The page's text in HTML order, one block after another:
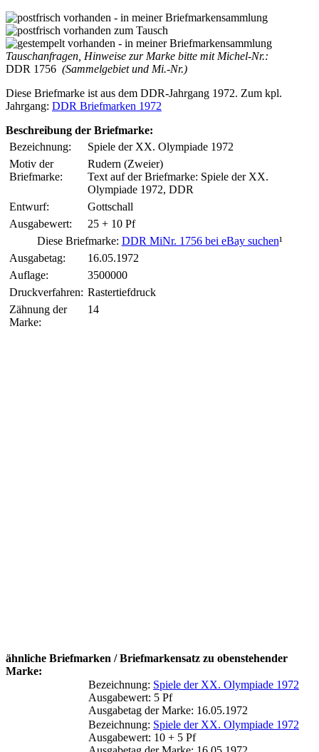
Tauschanfragen, Hinweise zur Marke bitte mit Michel-Nr.:
DDR 1756 (Sammelgebiet und Mi.-Nr.)
Diese Briefmarke ist aus dem DDR-Jahrgang 1972. Zum kpl.
Jahrgang: DDR Briefmarken 1972
Beschreibung der Briefmarke:
Bezeichnung:
Spiele der XX. Olympiade 1972
Motiv der
Briefmarke:
Rudern (Zweier)
Text auf der Briefmarke: Spiele der XX.
Olympiade 1972, DDR
Entwurf:
Gottschall
Ausgabewert:
25 + 10 Pf
Diese Briefmarke: DDR MiNr. 1756 bei eBay suchen¹
Ausgabetag:
16.05.1972
Auflage:
3500000
Druckverfahren: Rastertiefdruck
Zähnung der
Marke:
14
ähnliche Briefmarken / Briefmarkensatz zu obenstehender
Marke:
Bezeichnung: Spiele der XX. Olympiade 1972
Ausgabewert: 5 Pf
Ausgabetag der Marke: 16.05.1972
Bezeichnung: Spiele der XX. Olympiade 1972
Ausgabewert: 10 + 5 Pf